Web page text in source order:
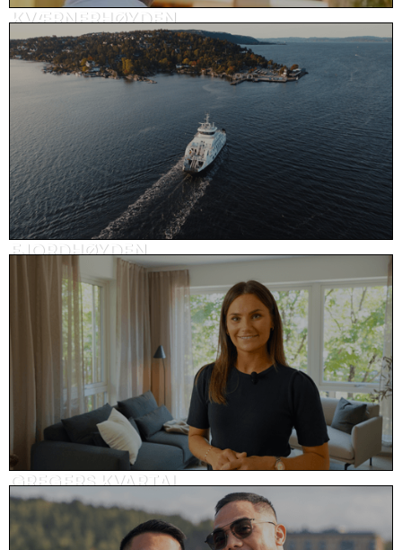
KVÆRNERHØYDEN
Kundehistorie, eiendom
FJORDHØYDEN
Reklame, eiendom
GREGERS KVARTAL
Visningsvideo, eiendom